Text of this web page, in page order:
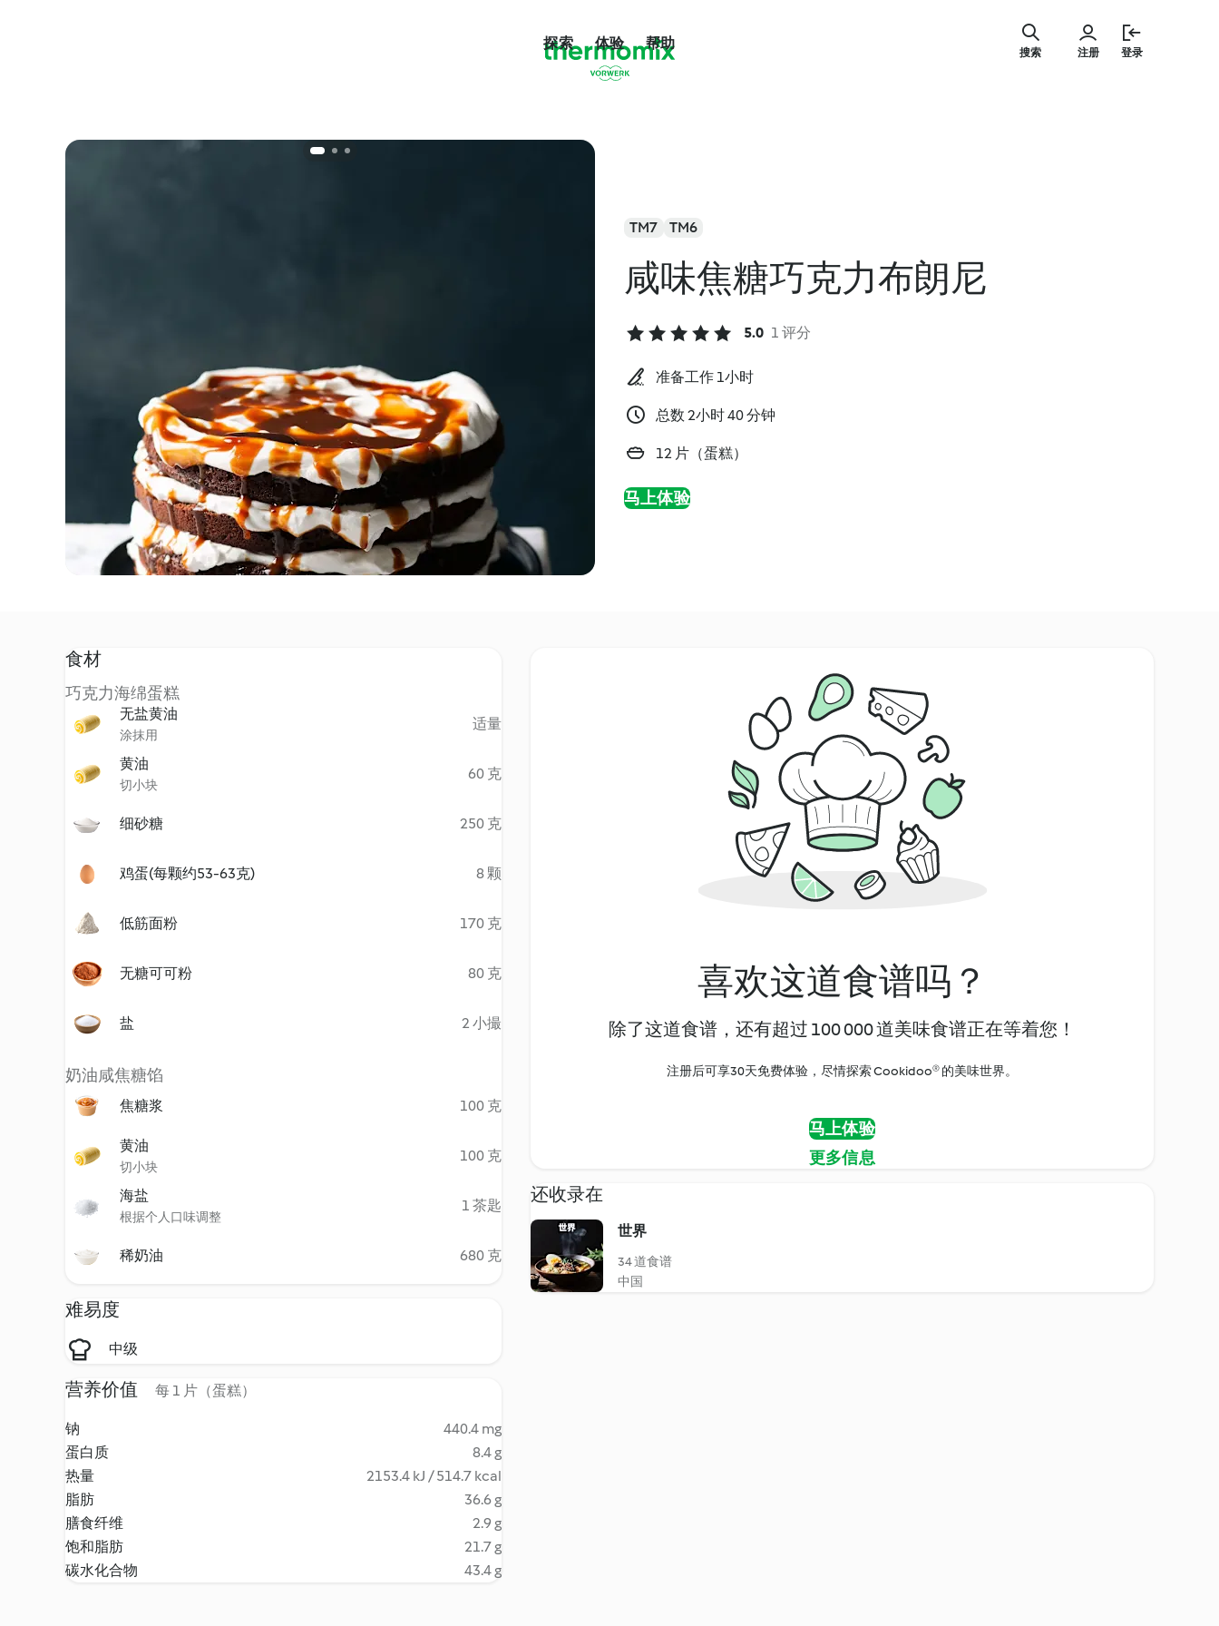
探索 体验 帮助
注册 登录
搜索
TM7 TM6
咸味焦糖巧克力布朗尼
5.0 1 评分
准备工作 1小时
总数 2小时 40 分钟
12 片（蛋糕）
马上体验
食材
巧克力海绵蛋糕
无盐黄油
涂抹用
适量
黄油
切小块
60 克
细砂糖 250 克
鸡蛋(每颗约53-63克) 8 颗
低筋面粉 170 克
无糖可可粉 80 克
盐 2 小撮
奶油咸焦糖馅
焦糖浆 100 克
黄油
切小块
100 克
海盐
根据个人口味调整
1 茶匙
稀奶油 680 克
难易度
中级
营养价值 每 1 片（蛋糕）
钠
440.4 mg
蛋白质
8.4 g
热量
2153.4 kJ / 514.7 kcal
脂肪
36.6 g
膳食纤维
2.9 g
饱和脂肪
21.7 g
碳水化合物
43.4 g
喜欢这道食谱吗？
除了这道食谱，还有超过 100 000 道美味食谱正在等着您！
注册后可享30天免费体验，尽情探索 Cookidoo® 的美味世界。
马上体验
更多信息
还收录在
世界
34 道食谱
中国